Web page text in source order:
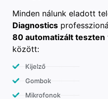
Minden nálunk eladott
Diagnostics
80 automatizált teszten
között:
Kijelző
Gombok
Mikrofonok